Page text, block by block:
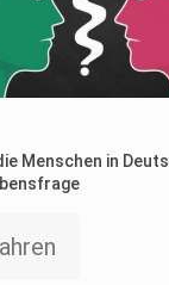
Menschen in